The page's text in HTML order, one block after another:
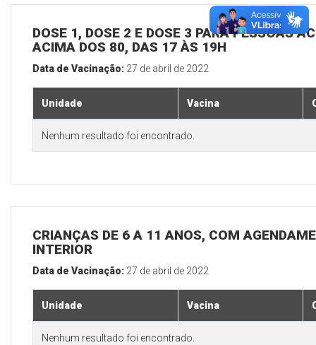
DOSE 1, DOSE 2 E DOSE 3 PARA PESSOAS
ACIMA DOS 80, DAS 17 ÀS 19H
Data de Vacinação: 27 de abril de 2022
Unidade Vacina
Nenhum resultado foi encontrado.
CRIANÇAS DE 6 A 11 ANOS, COM
INTERIOR
Data de Vacinação: 27 de abril de 2022
Unidade Vacina
Nenhum resultado foi encontrado.